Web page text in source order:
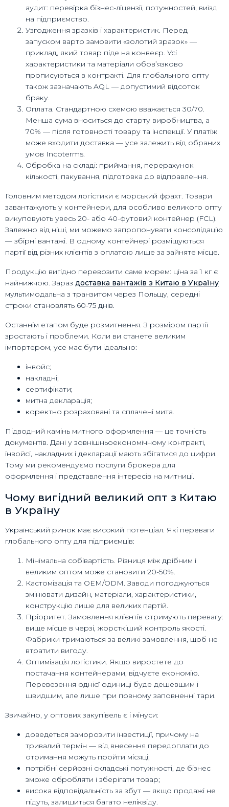
аудит: перевірка бізнес-ліцензії, потужностей, виїзд
на підприємство.
Узгодження зразків і характеристик. Перед
запуском варто замовити «золотий зразок» —
приклад, який товар піде на конвеєр. Усі
характеристики та матеріали обов’язково
прописуються в контракті. Для глобального опту
також зазначають AQL — допустимий відсоток
браку.
Оплата. Стандартною схемою вважається 30/70.
Менша сума вноситься до старту виробництва, а
70% — після готовності товару та інспекції. У платіж
може входити доставка — усе залежить від обраних
умов Incoterms.
Обробка на складі: приймання, перерахунок
кількості, пакування, підготовка до відправлення.
Головним методом логістики є морський фрахт. Товари
завантажують у контейнери, для особливо великого опту
викуповують увесь 20- або 40-футовий контейнер (FCL).
Залежно від ніші, ми можемо запропонувати консолідацію
— збірні вантажі. В одному контейнері розміщуються
партії від різних клієнтів з оплатою лише за зайняте місце.
Продукцію вигідно перевозити саме морем: ціна за 1 кг є
найнижчою. Зараз доставка вантажів з Китаю в Україну
мультимодальна з транзитом через Польщу, середні
строки становлять 60-75 днів.
Останнім етапом буде розмитнення. З розміром партії
зростають і проблеми. Коли ви станете великим
імпортером, усе має бути ідеально:
інвойс;
накладні;
сертифікати;
митна декларація;
коректно розраховані та сплачені мита.
Підводний камінь митного оформлення — це точність
документів. Дані у зовнішньоекономічному контракті,
інвойсі, накладних і декларації мають збігатися до цифри.
Тому ми рекомендуємо послуги брокера для
оформлення і представлення інтересів на митниці.
Чому вигідний великий опт з Китаю
в Україну
Український ринок має високий потенціал. Які переваги
глобального опту для підприємців:
Мінімальна собівартість. Різниця між дрібним і
великим оптом може становити 20-50%.
Кастомізація та OEM/ODM. Заводи погоджуються
змінювати дизайн, матеріали, характеристики,
конструкцію лише для великих партій.
Пріоритет. Замовлення клієнтів отримують перевагу:
вище місце в черзі, жорсткіший контроль якості.
Фабрики тримаються за великі замовлення, щоб не
втратити вигоду.
Оптимізація логістики. Якщо виростете до
постачання контейнерами, відчуєте економію.
Перевезення однієї одиниці буде дешевшим і
швидшим, але лише при повному заповненні тари.
Звичайно, у оптових закупівель є і мінуси:
доведеться заморозити інвестиції, причому на
тривалий термін — від внесення передоплати до
отримання можуть пройти місяці;
потрібні серйозні складські потужності, де бізнес
зможе обробляти і зберігати товар;
висока відповідальність за збут — якщо продажі не
підуть, залишиться багато неліквіду.